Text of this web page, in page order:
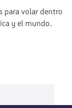
para volar dentro
y el mundo.